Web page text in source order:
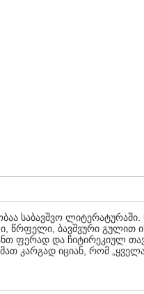
საბავშვო ლიტერატურაში.
წრფელი, ბავშვური გულით
ფერად და ჩიტირეკიულ
კარგად იციან, რომ